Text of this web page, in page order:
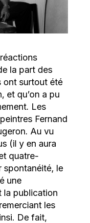
la part des
ont surtout été
et qu’on a pu
Les
Fernand
Au vu
(il y en aura
quatre-
spontanéité, le
une
la publication
les
De fait,